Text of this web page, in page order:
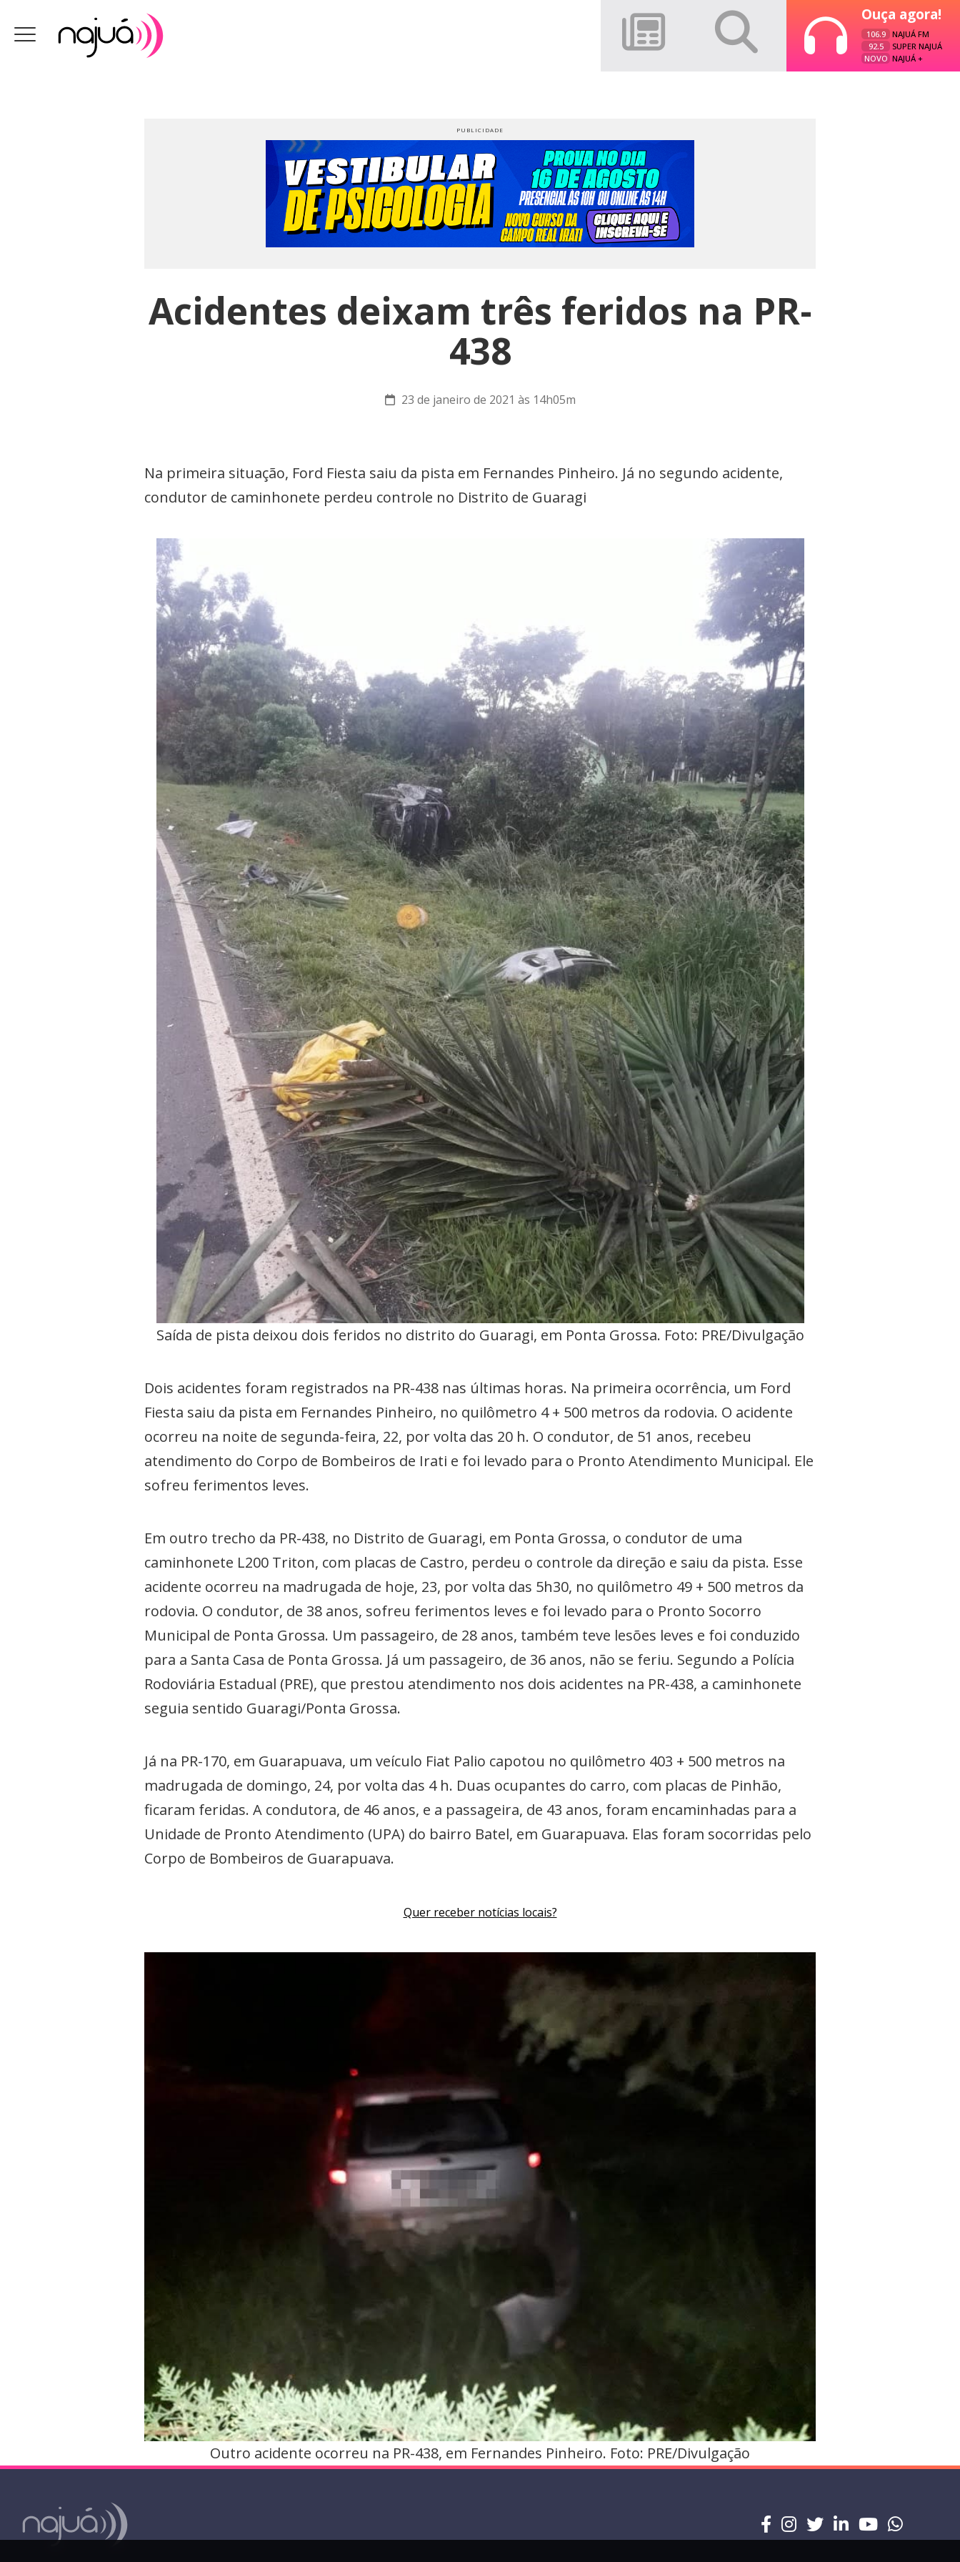
Ouça agora!
106.9
NAJUÁ FM
92.5
SUPER NAJUÁ
NOVO NAJUÁ +
Acidentes deixam três feridos na PR-
438
23 de janeiro de 2021 às 14h05m
Na primeira situação, Ford Fiesta saiu da pista em Fernandes Pinheiro. Já no segundo acidente,
condutor de caminhonete perdeu controle no Distrito de Guaragi
Saída de pista deixou dois feridos no distrito do Guaragi, em Ponta Grossa. Foto: PRE/Divulgação
Dois acidentes foram registrados na PR-438 nas últimas horas. Na primeira ocorrência, um Ford
Fiesta saiu da pista em Fernandes Pinheiro, no quilômetro 4 + 500 metros da rodovia. O acidente
ocorreu na noite de segunda-feira, 22, por volta das 20 h. O condutor, de 51 anos, recebeu
atendimento do Corpo de Bombeiros de Irati e foi levado para o Pronto Atendimento Municipal. Ele
sofreu ferimentos leves.
Em outro trecho da PR-438, no Distrito de Guaragi, em Ponta Grossa, o condutor de uma
caminhonete L200 Triton, com placas de Castro, perdeu o controle da direção e saiu da pista. Esse
acidente ocorreu na madrugada de hoje, 23, por volta das 5h30, no quilômetro 49 + 500 metros da
rodovia. O condutor, de 38 anos, sofreu ferimentos leves e foi levado para o Pronto Socorro
Municipal de Ponta Grossa. Um passageiro, de 28 anos, também teve lesões leves e foi conduzido
para a Santa Casa de Ponta Grossa. Já um passageiro, de 36 anos, não se feriu. Segundo a Polícia
Rodoviária Estadual (PRE), que prestou atendimento nos dois acidentes na PR-438, a caminhonete
seguia sentido Guaragi/Ponta Grossa.
Já na PR-170, em Guarapuava, um veículo Fiat Palio capotou no quilômetro 403 + 500 metros na
madrugada de domingo, 24, por volta das 4 h. Duas ocupantes do carro, com placas de Pinhão,
ficaram feridas. A condutora, de 46 anos, e a passageira, de 43 anos, foram encaminhadas para a
Unidade de Pronto Atendimento (UPA) do bairro Batel, em Guarapuava. Elas foram socorridas pelo
Corpo de Bombeiros de Guarapuava.
Quer receber notícias locais?
Outro acidente ocorreu na PR-438, em Fernandes Pinheiro. Foto: PRE/Divulgação